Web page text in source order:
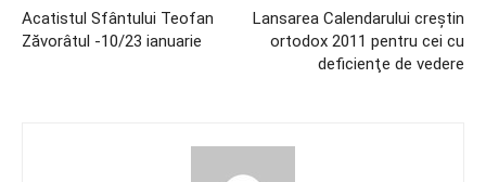
Acatistul Sfântului Teofan
Zăvorâtul -10/23 ianuarie
Lansarea Calendarului creştin
ortodox 2011 pentru cei cu
deficienţe de vedere